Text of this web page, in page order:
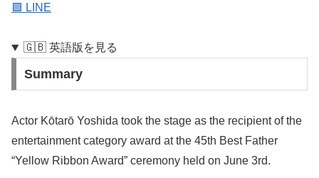
🟩 LINE
🇬🇧 英語版を見る
Summary
Actor Kōtarō Yoshida took the stage as the recipient of the
entertainment category award at the 45th Best Father
“Yellow Ribbon Award” ceremony held on June 3rd.